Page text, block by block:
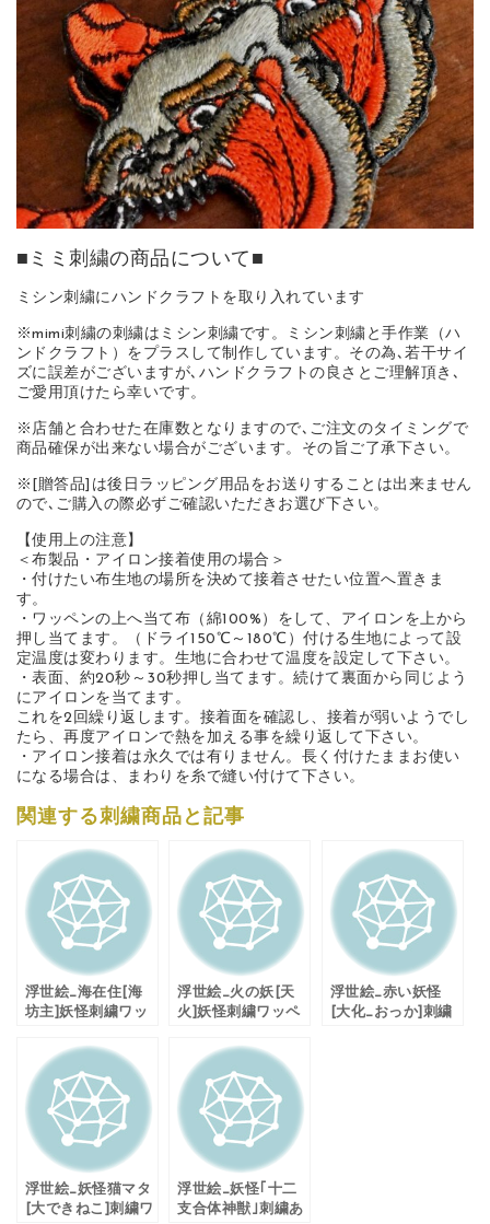
■ミミ刺繍の商品について■
ミシン刺繍にハンドクラフトを取り入れています
※mimi刺繍の刺繍はミシン刺繍です。ミシン刺繍と手作業（ハ
ンドクラフト）をプラスして制作しています。その為､若干サイ
ズに誤差がございますが､ハンドクラフトの良さとご理解頂き､
ご愛用頂けたら幸いです。
※店舗と合わせた在庫数となりますので､ご注文のタイミングで
商品確保が出来ない場合がございます。その旨ご了承下さい。
※[贈答品]は後日ラッピング用品をお送りすることは出来ません
ので､ご購入の際必ずご確認いただきお選び下さい。
【使用上の注意】
＜布製品・アイロン接着使用の場合＞
・付けたい布生地の場所を決めて接着させたい位置へ置きま
す。
・ワッペンの上へ当て布（綿100%）をして、アイロンを上から
押し当てます。（ドライ150℃～180℃）付ける生地によって設
定温度は変わります。生地に合わせて温度を設定して下さい。
・表面、約20秒～30秒押し当てます。続けて裏面から同じよう
にアイロンを当てます。
これを2回繰り返します。接着面を確認し、接着が弱いようでし
たら、再度アイロンで熱を加える事を繰り返して下さい。
・アイロン接着は永久では有りません。長く付けたままお使い
になる場合は、まわりを糸で縫い付けて下さい。
関連する刺繍商品と記事
浮世絵_海在住[海
坊主]妖怪刺繍ワッ
浮世絵_火の妖[天
火]妖怪刺繍ワッペ
浮世絵_赤い妖怪
[大化_おっか]刺繍
浮世絵_妖怪猫マタ
[大できねこ]刺繍ワ
浮世絵_妖怪｢十二
支合体神獣｣刺繍あ